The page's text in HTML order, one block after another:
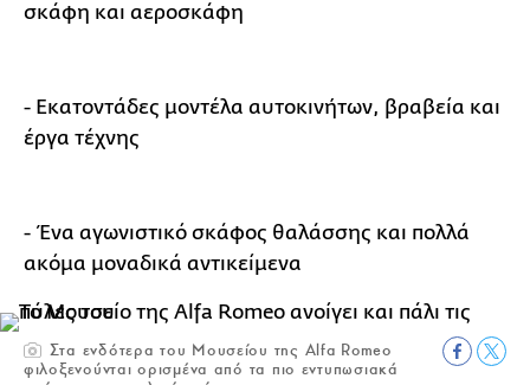
σκάφη και αεροσκάφη
- Εκατοντάδες μοντέλα αυτοκινήτων, βραβεία και
έργα τέχνης
- Ένα αγωνιστικό σκάφος θαλάσσης και πολλά
ακόμα μοναδικά αντικείμενα
Στα ενδότερα του Μουσείου της Alfa Romeo
φιλοξενούνται ορισμένα από τα πιο εντυπωσιακά